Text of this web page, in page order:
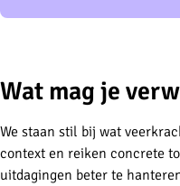
Wat mag je
We staan stil bij wat
context en reiken concrete
uitdagingen beter te